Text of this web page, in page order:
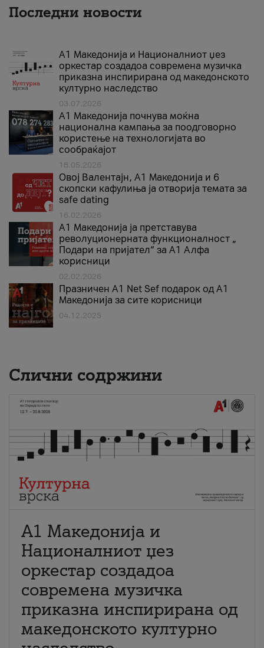
Последни новости
А1 Македонија и Националниот џез
оркестар создадоа современа музичка
приказна инспирирана од македонското
културно наследство
03.07.2026
A1 Македонија почнува моќна
национална кампања за поодговорно
користење на технологијата во
сообраќајот
18.05.2026
Овој Валентајн, A1 Македонија и 6
скопски кафулиња ја отворија темата за
safe dating
16.02.2026
А1 Македонија ја претставува
револуционерната функционалност „
Подари на пријател“ за А1 Алфа
корисници
02.02.2026
Празничен A1 Net Sеf подарок од А1
Македонија за сите корисници
04.12.2025
Слични содржини
А1 Македонија и
Националниот џез
оркестар создадоа
современа музичка
приказна инспирирана од
македонското културно